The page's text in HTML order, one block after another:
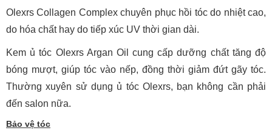
Olexrs Collagen Complex chuyên phục hồi tóc do nhiệt cao,
do hóa chất hay do tiếp xúc UV thời gian dài.
Kem ủ tóc Olexrs Argan Oil cung cấp dưỡng chất tăng độ
bóng mượt, giúp tóc vào nếp, đồng thời giảm đứt gãy tóc.
Thường xuyên sử dụng ủ tóc Olexrs, bạn không cần phải
đến salon nữa.
Bảo vệ tóc